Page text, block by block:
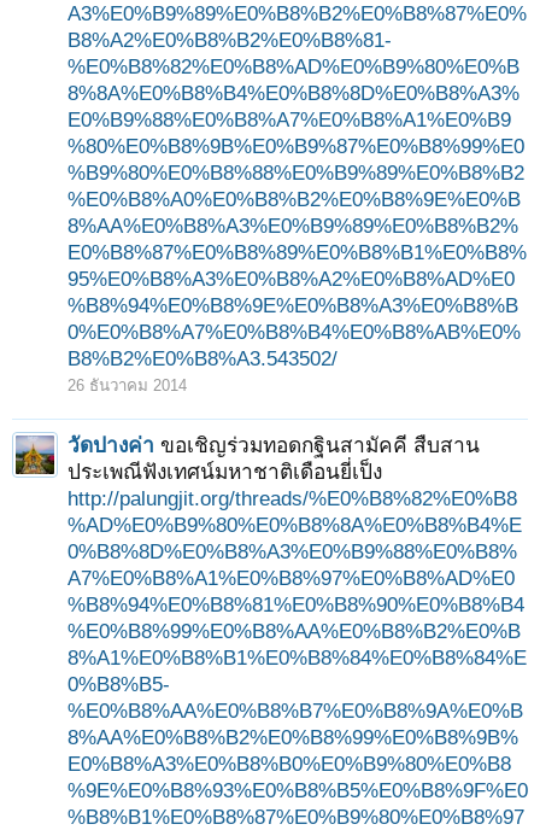
A3%E0%B9%89%E0%B8%B2%E0%B8%87%E0%
B8%A2%E0%B8%B2%E0%B8%81-
%E0%B8%82%E0%B8%AD%E0%B9%80%E0%B
8%8A%E0%B8%B4%E0%B8%8D%E0%B8%A3%
E0%B9%88%E0%B8%A7%E0%B8%A1%E0%B9
%80%E0%B8%9B%E0%B9%87%E0%B8%99%E0
%B9%80%E0%B8%88%E0%B9%89%E0%B8%B2
%E0%B8%A0%E0%B8%B2%E0%B8%9E%E0%B
8%AA%E0%B8%A3%E0%B9%89%E0%B8%B2%
E0%B8%87%E0%B8%89%E0%B8%B1%E0%B8%
95%E0%B8%A3%E0%B8%A2%E0%B8%AD%E0
%B8%94%E0%B8%9E%E0%B8%A3%E0%B8%B
0%E0%B8%A7%E0%B8%B4%E0%B8%AB%E0%
B8%B2%E0%B8%A3.543502/
26 ธันวาคม 2014
วัดปางค่า ขอเชิญร่วมทอดกฐินสามัคคี สืบสาน
ประเพณีฟังเทศน์มหาชาติเดือนยี่เป็ง
http://palungjit.org/threads/%E0%B8%82%E0%B8
%AD%E0%B9%80%E0%B8%8A%E0%B8%B4%E
0%B8%8D%E0%B8%A3%E0%B9%88%E0%B8%
A7%E0%B8%A1%E0%B8%97%E0%B8%AD%E0
%B8%94%E0%B8%81%E0%B8%90%E0%B8%B4
%E0%B8%99%E0%B8%AA%E0%B8%B2%E0%B
8%A1%E0%B8%B1%E0%B8%84%E0%B8%84%E
0%B8%B5-
%E0%B8%AA%E0%B8%B7%E0%B8%9A%E0%B
8%AA%E0%B8%B2%E0%B8%99%E0%B8%9B%
E0%B8%A3%E0%B8%B0%E0%B9%80%E0%B8
%9E%E0%B8%93%E0%B8%B5%E0%B8%9F%E0
%B8%B1%E0%B8%87%E0%B9%80%E0%B8%97